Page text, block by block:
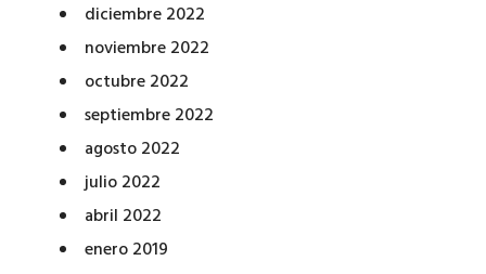
diciembre 2022
noviembre 2022
octubre 2022
septiembre 2022
agosto 2022
julio 2022
abril 2022
enero 2019